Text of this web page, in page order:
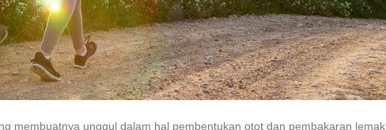
membuatnya unggul dalam hal pembentukan otot dan pembakaran lemak.